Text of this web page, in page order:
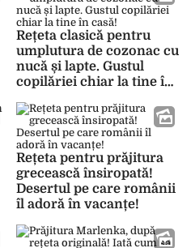
Rețeta clasică pentru
umplutura de cozonac cu
nucă și lapte. Gustul
copilăriei chiar la tine în
Rețeta pentru prăjitura
grecească însiropată!
Desertul pe care românii
îl adoră în vacanțe!